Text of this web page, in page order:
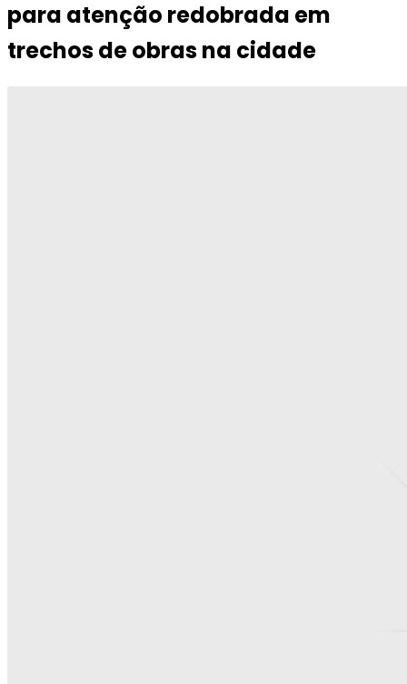
para atenção redobrada em
trechos de obras na cidade